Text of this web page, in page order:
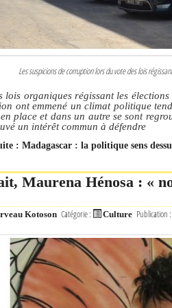
Les suspicions de corruption lors du vote des lois
lois organiques régissant les
ont emmené un climat politique
place et dans un autre se sont
un intérêt commun à défendre
: Madagascar : la politique sens
Maurena Hénosa : «
Kotoson Catégorie : Culture Publication :